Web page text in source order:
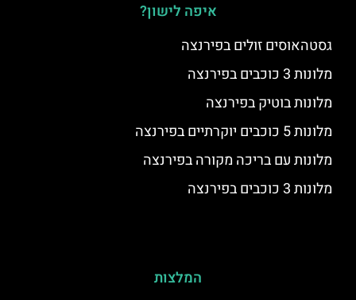
איפה לישון?
גסטהאוסים זולים בפירנצה
מלונות 3 כוכבים בפירנצה
מלונות בוטיק בפירנצה
מלונות 5 כוכבים יוקרתיים בפירנצה
מלונות עם בריכה מקורה בפירנצה
מלונות 3 כוכבים בפירנצה
המלצות